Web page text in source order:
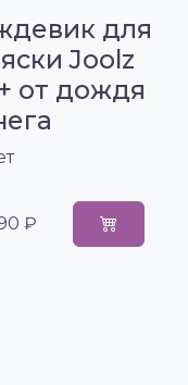
для
Joolz
от дождя
₽